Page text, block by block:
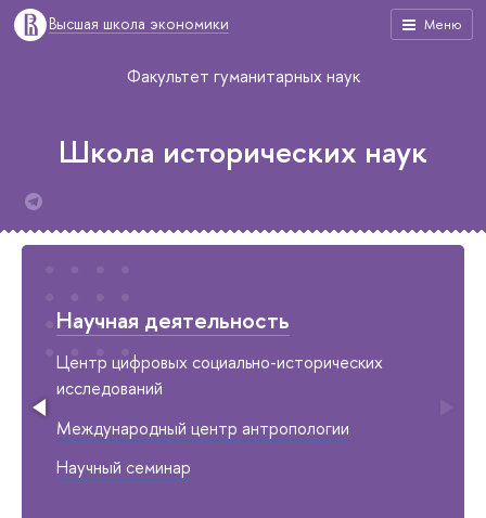
Меню
Высшая школа экономики
Факультет гуманитарных наук
Школа исторических наук
Научная деятельность
Центр цифровых социально-исторических
исследований
Международный центр антропологии
Научный семинар